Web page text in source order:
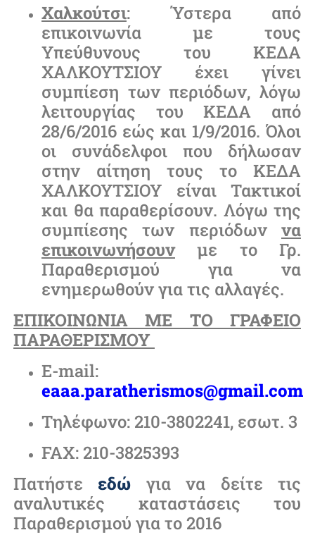
Χαλκούτσι: Ύστερα από
επικοινωνία με τους
Υπεύθυνους του ΚΕΔΑ
ΧΑΛΚΟΥΤΣΙΟΥ έχει γίνει
συμπίεση των περιόδων, λόγω
λειτουργίας του ΚΕΔΑ από
28/6/2016 εώς και 1/9/2016. Όλοι
οι συνάδελφοι που δήλωσαν
στην αίτηση τους το ΚΕΔΑ
ΧΑΛΚΟΥΤΣΙΟΥ είναι Τακτικοί
και θα παραθερίσουν. Λόγω της
συμπίεσης των περιόδων να
επικοινωνήσουνμε το Γρ.
Παραθερισμού για να
ενημερωθούν για τις αλλαγές.
ΕΠΙΚΟΙΝΩΝΙΑ ΜΕ ΤΟ ΓΡΑΦΕΙΟ
ΠΑΡΑΘΕΡΙΣΜΟΥ
E-mail:
eaaa.paratherismos@gmail.com
Τηλέφωνο: 210-3802241, εσωτ. 3
FAX: 210-3825393
Πατήστε εδώ για να δείτε τις
αναλυτικές καταστάσεις του
Παραθερισμού για το 2016